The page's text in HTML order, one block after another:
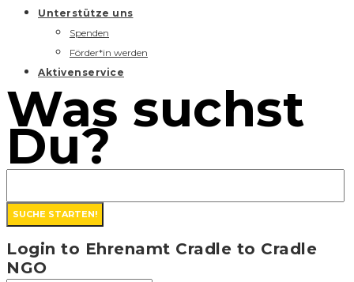
Unterstütze uns
Spenden
Förder*in werden
Aktivenservice
Was suchst
Du?
Login to Ehrenamt Cradle to Cradle
NGO